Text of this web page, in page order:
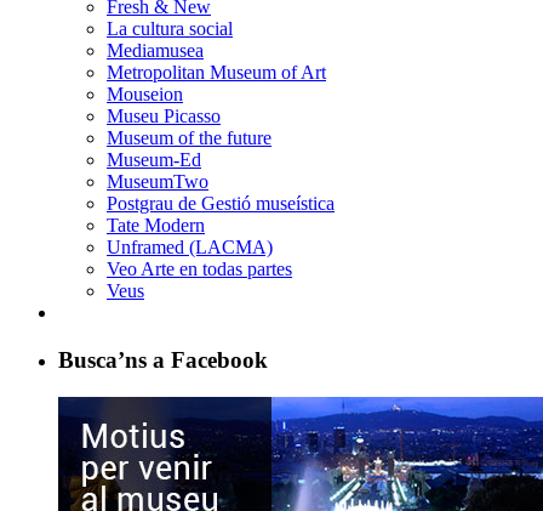
Fresh & New
La cultura social
Mediamusea
Metropolitan Museum of Art
Mouseion
Museu Picasso
Museum of the future
Museum-Ed
MuseumTwo
Postgrau de Gestió museística
Tate Modern
Unframed (LACMA)
Veo Arte en todas partes
Veus
Busca’ns a Facebook